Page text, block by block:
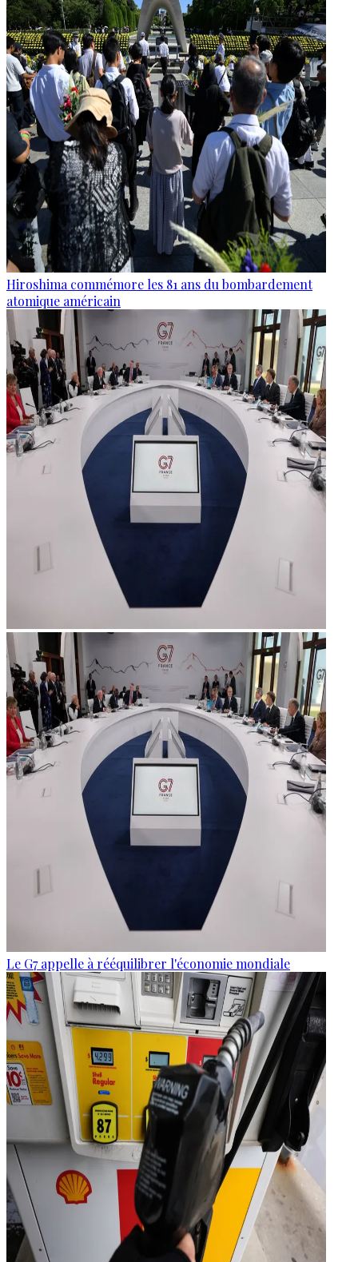
Hiroshima commémore les 81 ans du bombardement
atomique américain
Le G7 appelle à rééquilibrer l'économie mondiale